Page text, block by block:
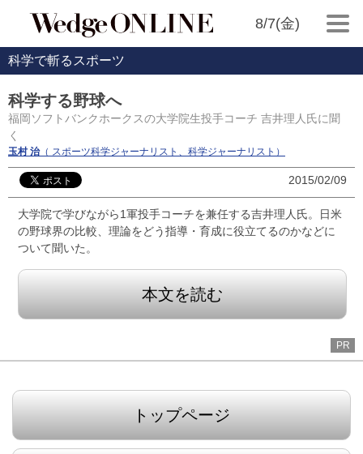
8/7(金)
科学で斬るスポーツ
科学する野球へ
福岡ソフトバンクホークスの大学院生投手コーチ 吉井理人氏に聞
く
玉村 治（ スポーツ科学ジャーナリスト、科学ジャーナリスト）
2015/02/09
大学院で学びながら1軍投手コーチを兼任する吉井理人氏。日米
の野球界の比較、理論をどう指導・育成に役立てるのかなどに
ついて聞いた。
本文を読む
PR
トップページ